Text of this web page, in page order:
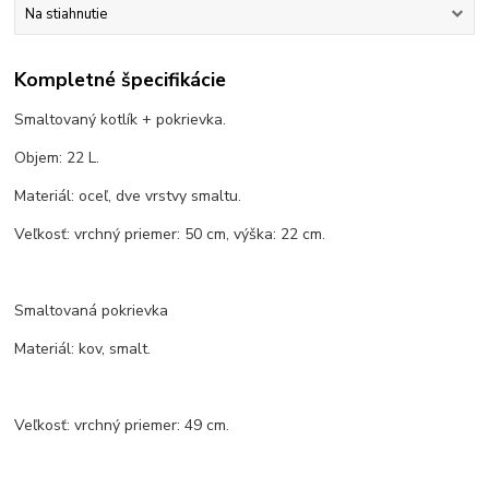
Na stiahnutie
Kompletné špecifikácie
Smaltovaný kotlík + pokrievka.
Objem: 22 L.
Materiál: oceľ, dve vrstvy smaltu.
Veľkosť: vrchný priemer: 50 cm, výška: 22 cm.
Smaltovaná pokrievka
Materiál: kov, smalt.
Veľkosť: vrchný priemer: 49 cm.